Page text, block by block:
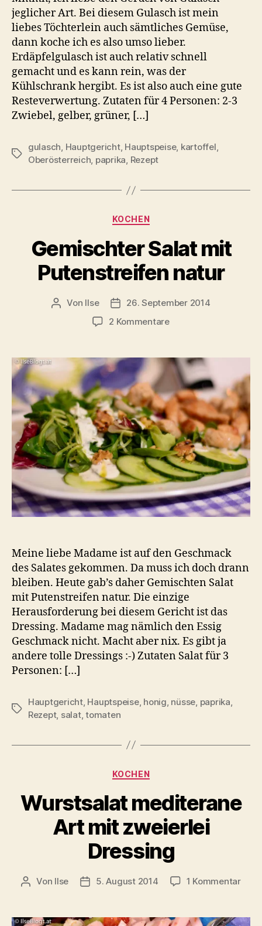
jeglicher Art. Bei diesem Gulasch ist mein
liebes Töchterlein auch sämtliches Gemüse,
dann koche ich es also umso lieber.
Erdäpfelgulasch ist auch relativ schnell
gemacht und es kann rein, was der
Kühlschrank hergibt. Es ist also auch eine gute
Resteverwertung. Zutaten für 4 Personen: 2-3
Zwiebel, gelber, grüner, […]
Schlagwörter
gulasch, Hauptgericht, Hauptspeise, kartoffel,
Oberösterreich, paprika, Rezept
Kategorien
KOCHEN
Gemischter Salat mit
Putenstreifen natur
Beitragsautor
Von Ilse Beitragsdatum
26. September 2014
2 Kommentarezu
mit
Putenstreifen
natur
Meine liebe Madame ist auf den Geschmack
des Salates gekommen. Da muss ich doch drann
bleiben. Heute gab’s daher Gemischten Salat
mit Putenstreifen natur. Die einzige
Herausforderung bei diesem Gericht ist das
Dressing. Madame mag nämlich den Essig
Geschmack nicht. Macht aber nix. Es gibt ja
andere tolle Dressings :-) Zutaten Salat für 3
Personen: […]
Schlagwörter
Hauptgericht, Hauptspeise, honig, nüsse, paprika,
Rezept, salat,tomaten
Kategorien
KOCHEN
Wurstsalat mediterane
Art mit zweierlei
Dressing
Beitragsautor
Von Ilse Beitragsdatum
5. August 2014 1 Kommentarzu
Art